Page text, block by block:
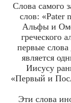
Слова самого
слов: «Pater
Альфы и
греческого
первые
является
Иисусу
«Первый и
Эти слова